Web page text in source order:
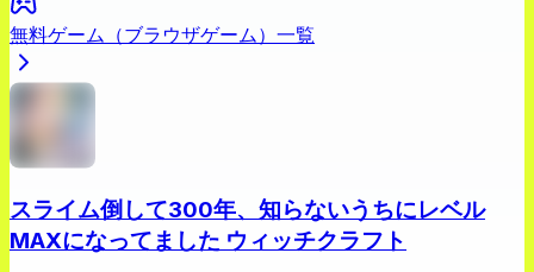
無料ゲーム（ブラウザゲーム）一覧
スライム倒して300年、知らないうちにレベル
MAXになってました ウィッチクラフト